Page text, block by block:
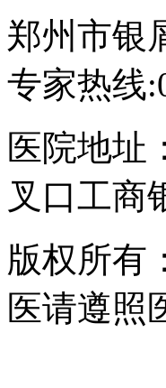
郑州市银
专家热线
医院地址
叉口工商
版权所有
医请遵照